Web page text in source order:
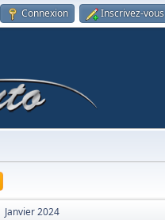
Connexion Inscrivez-vous
Janvier 2024